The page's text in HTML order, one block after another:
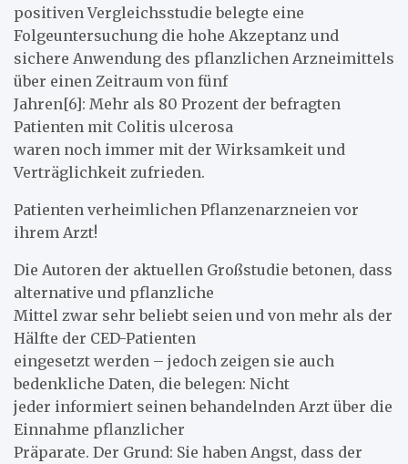
positiven Vergleichsstudie belegte eine
Folgeuntersuchung die hohe Akzeptanz und
sichere Anwendung des pflanzlichen Arzneimittels
über einen Zeitraum von fünf
Jahren[6]: Mehr als 80 Prozent der befragten
Patienten mit Colitis ulcerosa
waren noch immer mit der Wirksamkeit und
Verträglichkeit zufrieden.
Patienten verheimlichen Pflanzenarzneien vor
ihrem Arzt!
Die Autoren der aktuellen Großstudie betonen, dass
alternative und pflanzliche
Mittel zwar sehr beliebt seien und von mehr als der
Hälfte der CED-Patienten
eingesetzt werden – jedoch zeigen sie auch
bedenkliche Daten, die belegen: Nicht
jeder informiert seinen behandelnden Arzt über die
Einnahme pflanzlicher
Präparate. Der Grund: Sie haben Angst, dass der